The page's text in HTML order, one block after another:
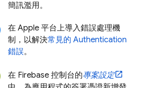
簡訊濫用。
在 Apple 平台上導入錯誤處理機
制，以解決常見的 Authentication
錯誤。
在 Firebase 控制台的專案設定